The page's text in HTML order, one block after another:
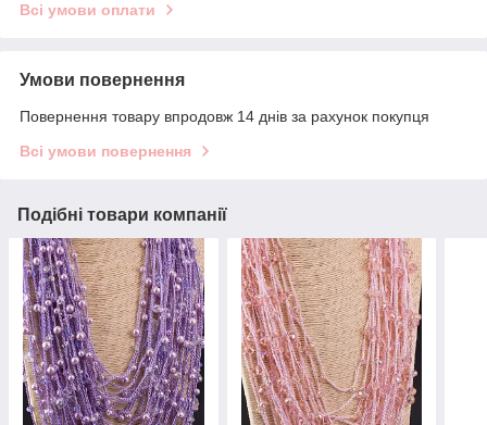
Всі умови оплати
Умови повернення
Повернення товару впродовж 14 днів за рахунок покупця
Всі умови повернення
Подібні товари компанії